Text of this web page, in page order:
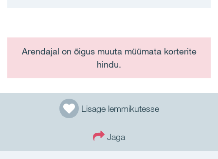
Lisage lemmikutesse
Jaga
Arendajal on õigus muuta müümata korterite
hindu.